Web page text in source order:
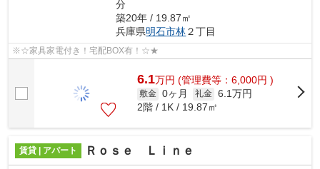
分
築20年 / 19.87㎡
兵庫県明石市林２丁目
※☆家具家電付き！宅配BOX有！☆★
6.1万円 (管理費等：6,000円 )
敷金 0ヶ月 礼金 6.1万円
2階 / 1K / 19.87㎡
賃貸 | アパート Ｒｏｓｅ Ｌｉｎｅ